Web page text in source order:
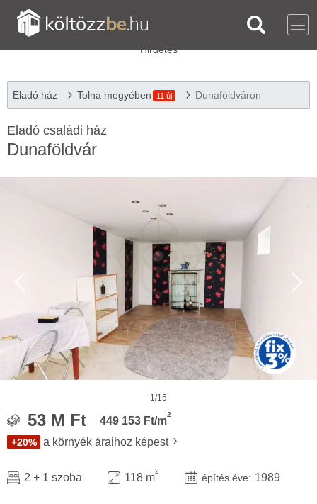
Eladó ház Tolna megyében 11 új Dunaföldváron
Eladó családi ház
Dunaföldvár
1/15
53 M Ft 449 153 Ft/m
2
+20% a környék áraihoz képest
2 + 1 szoba 118 m
2
építés éve: 1989